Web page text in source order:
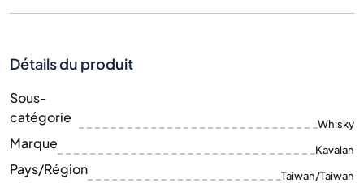
Détails du produit
Sous-
catégorie
Whisky
Marque Kavalan
Pays/Région Taiwan/Taiwan